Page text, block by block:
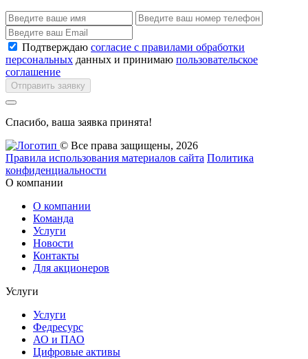
Подтверждаю согласие с правилами обработки
персональных данных и принимаю пользовательское
соглашение
Отправить заявку
Спасибо, ваша заявка принята!
© Все права защищены, 2026
Правила использования материалов сайта Политика
конфиденциальности
О компании
О компании
Команда
Услуги
Новости
Контакты
Для акционеров
Услуги
Услуги
Федресурс
АО и ПАО
Цифровые активы